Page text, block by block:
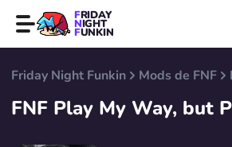
FRIDAY
NIGHT
FUNKIN
Friday Night Funkin Mods de FNF
FNF Play My Way, but